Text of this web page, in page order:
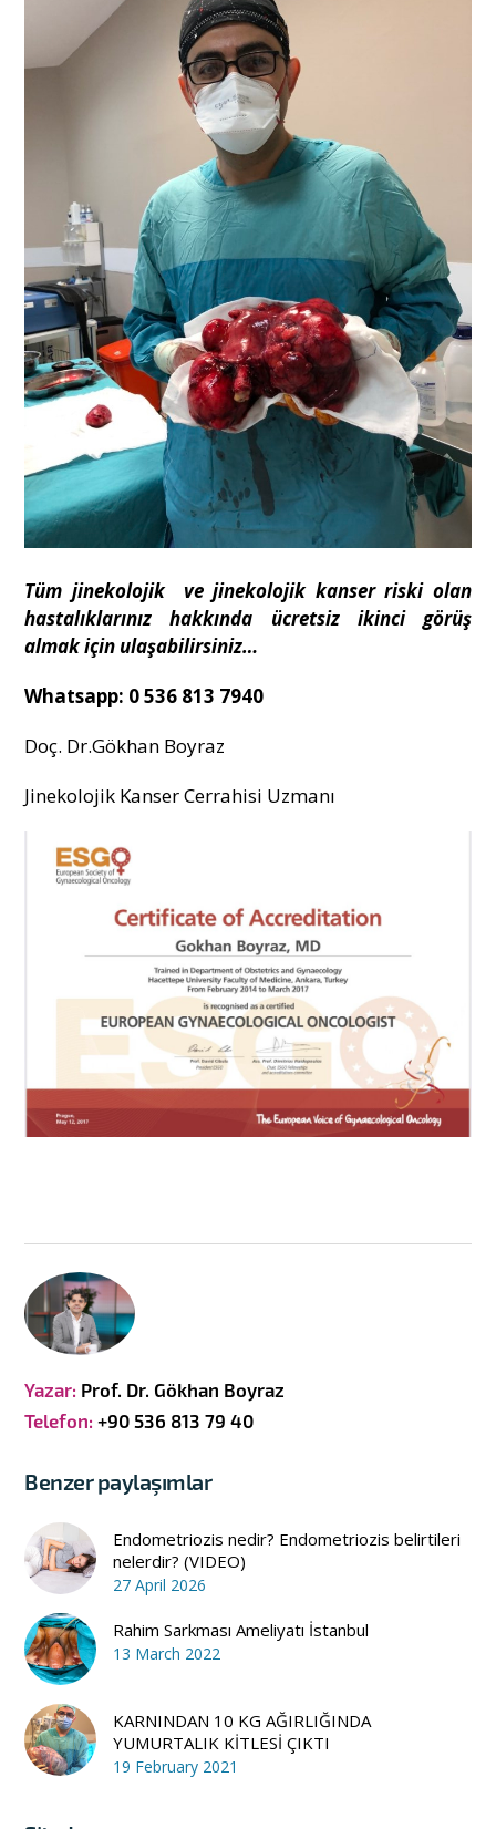
Tüm jinekolojik ve jinekolojik kanser riski olan
hastalıklarınız hakkında ücretsiz ikinci görüş
almak için ulaşabilirsiniz…
Whatsapp: 0 536 813 7940
Doç. Dr.Gökhan Boyraz
Jinekolojik Kanser Cerrahisi Uzmanı
Yazar: Prof. Dr. Gökhan Boyraz
Telefon:+90 536 813 79 40
Benzer paylaşımlar
Endometriozis nedir? Endometriozis belirtileri
nelerdir? (VIDEO)
27 April 2026
Rahim Sarkması Ameliyatı İstanbul
13 March 2022
KARNINDAN 10 KG AĞIRLIĞINDA
YUMURTALIK KİTLESİ ÇIKTI
19 February 2021